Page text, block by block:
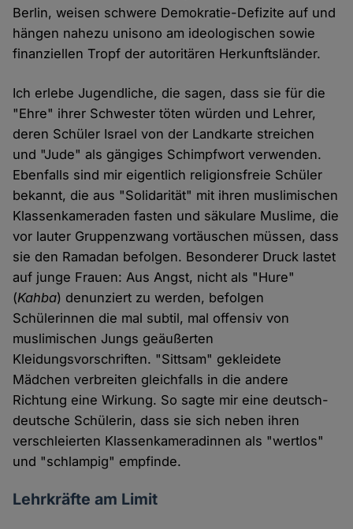
Berlin, weisen schwere Demokratie-Defizite auf und
hängen nahezu unisono am ideologischen sowie
finanziellen Tropf der autoritären Herkunftsländer.
Ich erlebe Jugendliche, die sagen, dass sie für die
"Ehre" ihrer Schwester töten würden und Lehrer,
deren Schüler Israel von der Landkarte streichen
und "Jude" als gängiges Schimpfwort verwenden.
Ebenfalls sind mir eigentlich religionsfreie Schüler
bekannt, die aus "Solidarität" mit ihren muslimischen
Klassenkameraden fasten und säkulare Muslime, die
vor lauter Gruppenzwang vortäuschen müssen, dass
sie den Ramadan befolgen. Besonderer Druck lastet
auf junge Frauen: Aus Angst, nicht als "Hure"
(Kahba) denunziert zu werden, befolgen
Schülerinnen die mal subtil, mal offensiv von
muslimischen Jungs geäußerten
Kleidungsvorschriften. "Sittsam" gekleidete
Mädchen verbreiten gleichfalls in die andere
Richtung eine Wirkung. So sagte mir eine deutsch-
deutsche Schülerin, dass sie sich neben ihren
verschleierten Klassenkameradinnen als "wertlos"
und "schlampig" empfinde.
Lehrkräfte am Limit